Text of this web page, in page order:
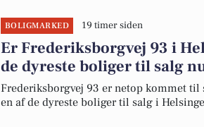
BOLIGMARKED 19 timer siden
Er Frederiksborgvej 93 i
de dyreste boliger til salg
Frederiksborgvej 93 er netop kommet
en af de dyreste boliger til salg i